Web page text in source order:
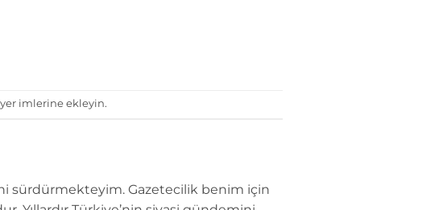
yer imlerine ekleyin.
sürdürmekteyim. Gazetecilik benim için